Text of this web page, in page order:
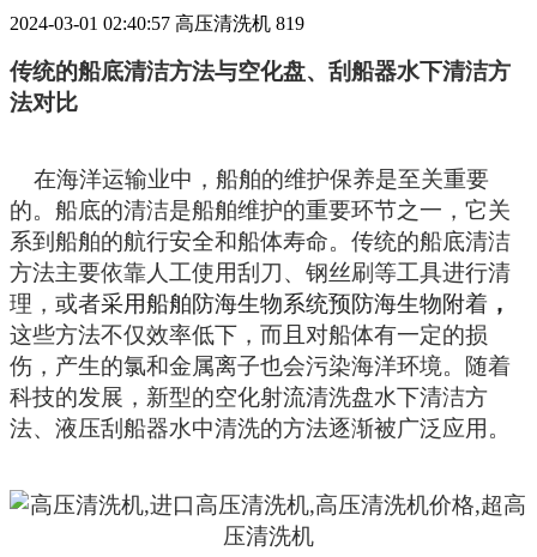
2024-03-01 02:40:57 高压清洗机 819
传统的船底清洁方法与空化盘、刮船器水下清洁方
法对比
在海洋运输业中，船舶的维护保养是至关重要
的。船底的清洁是船舶维护的重要环节之一，它关
系到船舶的航行安全和船体寿命。传统的船底清洁
方法主要依靠人工使用刮刀、钢丝刷等工具进行清
理， 或者采用船舶防海生物系统预防海生物附着 ，
这些方法不仅效率低下，而且对船体有一定的损
伤 ，产生的氯和金属离子也会污染海洋环境。随着
科技的发展，新型的空化射流清洗盘水下清洁方
法、液压刮船器水中清洗的方法逐渐被广泛应用。